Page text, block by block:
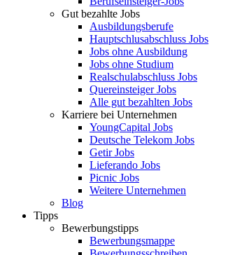
Gut bezahlte Jobs
Ausbildungsberufe
Hauptschlusabschluss Jobs
Jobs ohne Ausbildung
Jobs ohne Studium
Realschulabschluss Jobs
Quereinsteiger Jobs
Alle gut bezahlten Jobs
Karriere bei Unternehmen
YoungCapital Jobs
Deutsche Telekom Jobs
Getir Jobs
Lieferando Jobs
Picnic Jobs
Weitere Unternehmen
Blog
Tipps
Bewerbungstipps
Bewerbungsmappe